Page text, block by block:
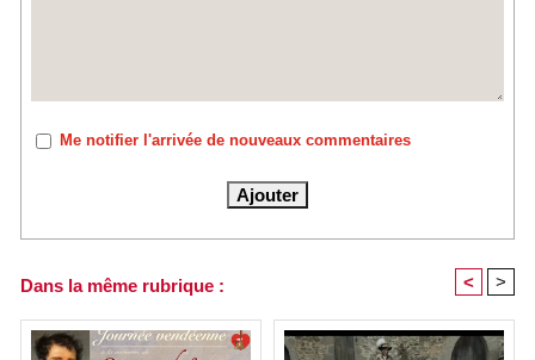
Me notifier l'arrivée de nouveaux commentaires
Dans la même rubrique : < >